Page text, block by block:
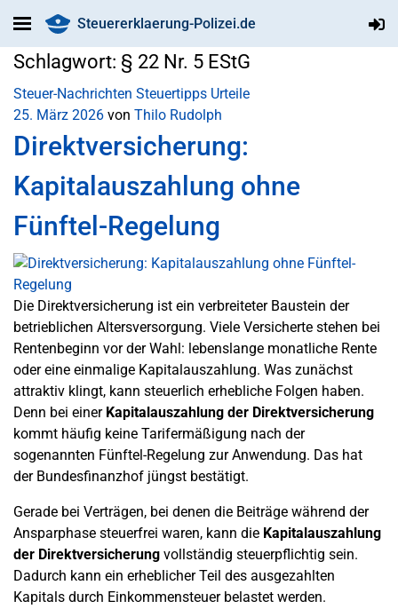
Steuererklaerung-Polizei.de
Schlagwort: § 22 Nr. 5 EStG
Steuer-Nachrichten Steuertipps Urteile
25. März 2026 von Thilo Rudolph
Direktversicherung:
Kapitalauszahlung ohne
Fünftel-Regelung
Die Direktversicherung ist ein verbreiteter Baustein der
betrieblichen Altersversorgung. Viele Versicherte stehen bei
Rentenbeginn vor der Wahl: lebenslange monatliche Rente
oder eine einmalige Kapitalauszahlung. Was zunächst
attraktiv klingt, kann steuerlich erhebliche Folgen haben.
Denn bei einer Kapitalauszahlung der Direktversicherung
kommt häufig keine Tarifermäßigung nach der
sogenannten Fünftel-Regelung zur Anwendung. Das hat
der Bundesfinanzhof jüngst bestätigt.
Gerade bei Verträgen, bei denen die Beiträge während der
Ansparphase steuerfrei waren, kann die Kapitalauszahlung
der Direktversicherung vollständig steuerpflichtig sein.
Dadurch kann ein erheblicher Teil des ausgezahlten
Kapitals durch Einkommensteuer belastet werden.